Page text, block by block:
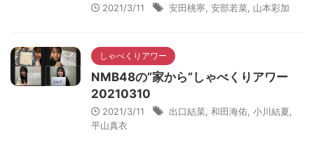
2021/3/11 安田桃寧 安部若菜 山本彩加
しゃべくりアワー
NMB48の”家から”しゃべくりアワー
20210310
2021/3/11 出口結菜 和田海佑 小川結夏
平山真衣